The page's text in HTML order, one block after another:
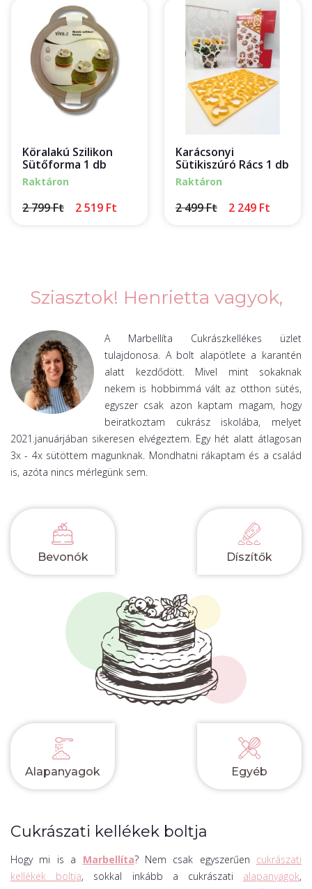
Köralakú Szilikon
Sütőforma 1 db
Raktáron
2 799 Ft 2 519 Ft
Karácsonyi
Sütikiszúró Rács 1 db
Raktáron
2 499 Ft 2 249 Ft
Sziasztok! Henrietta vagyok,
A Marbellíta Cukrászkellékes üzlet
tulajdonosa. A bolt alapötlete a karantén
alatt kezdődött. Mivel mint sokaknak
nekem is hobbimmá vált az otthon sütés,
egyszer csak azon kaptam magam, hogy
beiratkoztam cukrász iskolába, melyet
2021.januárjában sikeresen elvégeztem. Egy hét alatt átlagosan
3x - 4x sütöttem magunknak. Mondhatni rákaptam és a család
is, azóta nincs mérlegünk sem.
Bevonók Díszítők
Alapanyagok Egyéb
Cukrászati kellékek boltja
Hogy mi is a Marbellíta? Nem csak egyszerűen cukrászati
kellékek boltja, sokkal inkább a cukrászati alapanyagok,